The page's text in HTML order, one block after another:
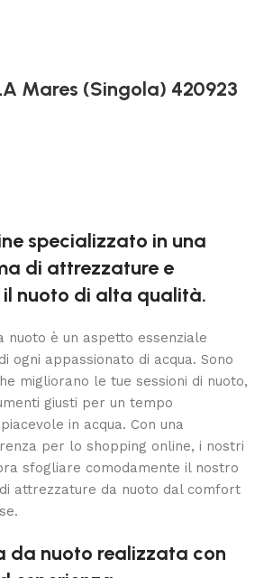
Mares (Singola) 420923
specializzato in una
di attrezzature e
nuoto di alta qualità.
nuoto è un aspetto essenziale
ogni appassionato di acqua. Sono
migliorano le tue sessioni di nuoto,
giusti per un tempo
in acqua. Con una
per lo shopping online, i nostri
sfogliare comodamente il nostro
attrezzature da nuoto dal comfort
da nuoto realizzata con